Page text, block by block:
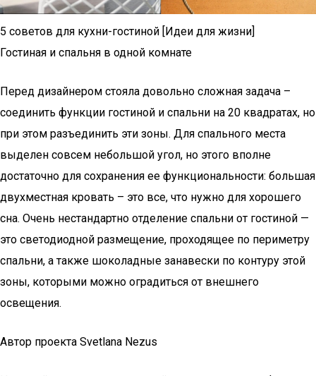
5 советов для кухни-гостиной [Идеи для жизни]
Гостиная и спальня в одной комнате
Перед дизайнером стояла довольно сложная задача –
соединить функции гостиной и спальни на 20 квадратах, но
при этом разъединить эти зоны. Для спального места
выделен совсем небольшой угол, но этого вполне
достаточно для сохранения ее функциональности: большая
двухместная кровать – это все, что нужно для хорошего
сна. Очень нестандартно отделение спальни от гостиной —
это светодиодной размещение, проходящее по периметру
спальни, а также шоколадные занавески по контуру этой
зоны, которыми можно оградиться от внешнего
освещения.
Автор проекта Svetlana Nezus